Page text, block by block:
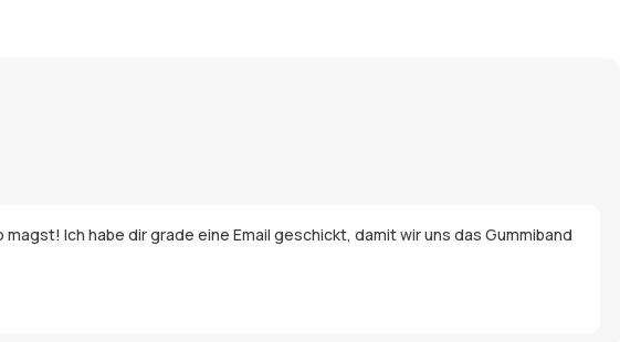
Ich habe dir grade eine Email geschickt, damit wir uns das Gummiband